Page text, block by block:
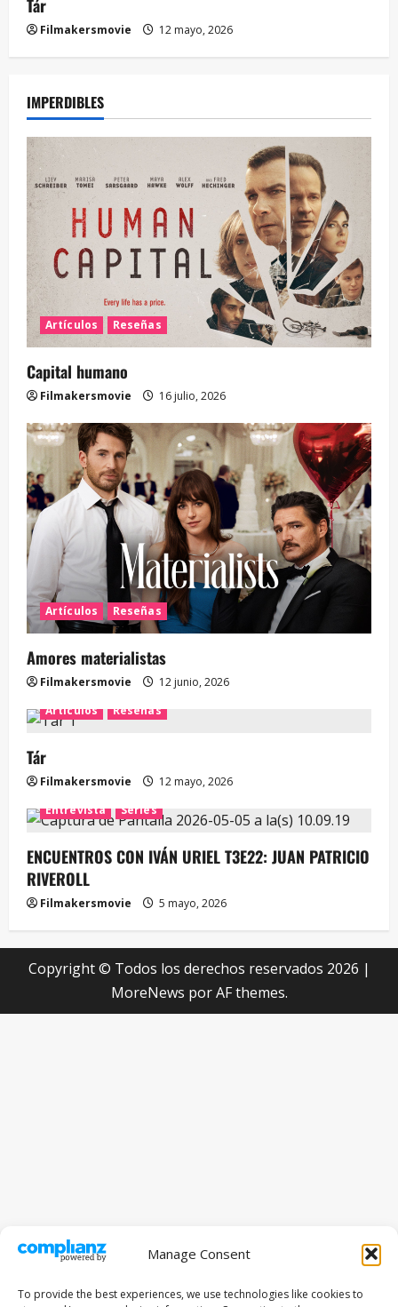
Manage Consent
To provide the best experiences, we use technologies like cookies to
Tár
Filmakersmovie 12 mayo, 2026
IMPERDIBLES
Artículos Reseñas
Capital humano
Filmakersmovie 16 julio, 2026
Artículos Reseñas
Amores materialistas
Filmakersmovie
12 junio, 2026
Artículos
Reseñas
Tár
Filmakersmovie
12 mayo, 2026
Entrevista
Series
ENCUENTROS CON IVÁN URIEL T3E22: JUAN PATRICIO
RIVEROLL
Filmakersmovie 5 mayo, 2026
Copyright © Todos los derechos reservados 2026 |
MoreNews por AF themes.